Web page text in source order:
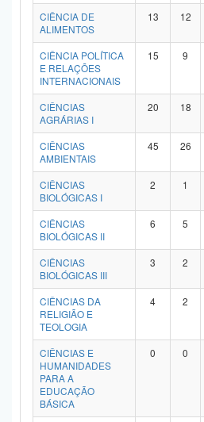
CIÊNCIA DE
ALIMENTOS
13 12
CIÊNCIA POLÍTICA
E RELAÇÕES
INTERNACIONAIS
15 9
CIÊNCIAS
AGRÁRIAS I
20 18
CIÊNCIAS
AMBIENTAIS
45 26
CIÊNCIAS
BIOLÓGICAS I
2 1
CIÊNCIAS
BIOLÓGICAS II
6 5
CIÊNCIAS
BIOLÓGICAS III
3 2
CIÊNCIAS DA
RELIGIÃO E
TEOLOGIA
4 2
CIÊNCIAS E
HUMANIDADES
PARA A
EDUCAÇÃO
BÁSICA
0 0